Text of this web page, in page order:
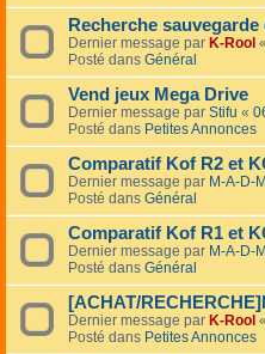
Recherche
Dernier message par K-Rool «
Posté dans Général
Vend jeux Mega Drive
Dernier message par Stifu «
Posté dans Petites Annonces
Comparatif Kof R2 et
Dernier message par M-A-D-
Posté dans Général
Comparatif Kof R1 et
Dernier message par M-A-D-
Posté dans Général
[ACHAT/
Dernier message par K-Rool «
Posté dans Petites Annonces